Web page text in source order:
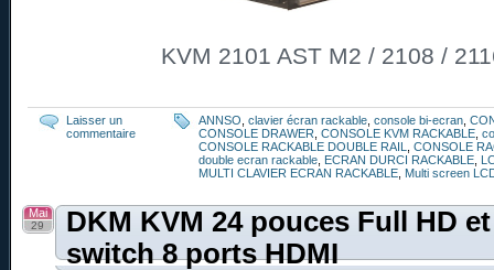
KVM 2101 AST M2 / 2108 /
Laisser un
commentaire
ANNSO clavier écran rackable console bi-ecran
CONSOLE DRAWER CONSOLE KVM RACKABLE
CONSOLE RACKABLE DOUBLE RAIL
CONSOLE
double ecran rackable ECRAN DURCI RACKABLE
MULTI CLAVIER ECRAN RACKABLE Multi screen
DKM KVM 24 pouces Full HD
switch 8 ports HDMI
Mai
29